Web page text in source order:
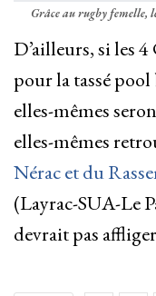
Grâce au rugby femelle,
D’ailleurs, si les
pour la tassé
elles-mêmes
elles-mêmes
Nérac et du
(Layrac-SUA-Le
devrait pas